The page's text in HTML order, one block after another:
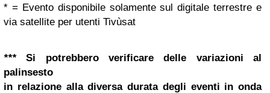
* = Evento disponibile solamente sul digitale terrestre e
via satellite per utenti Tivùsat
***Si potrebbero verificare delle variazioni al
palinsesto
in relazione alla diversa durata degli eventi in onda